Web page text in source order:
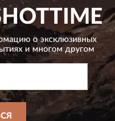
о эксклюзивных
и многом другом